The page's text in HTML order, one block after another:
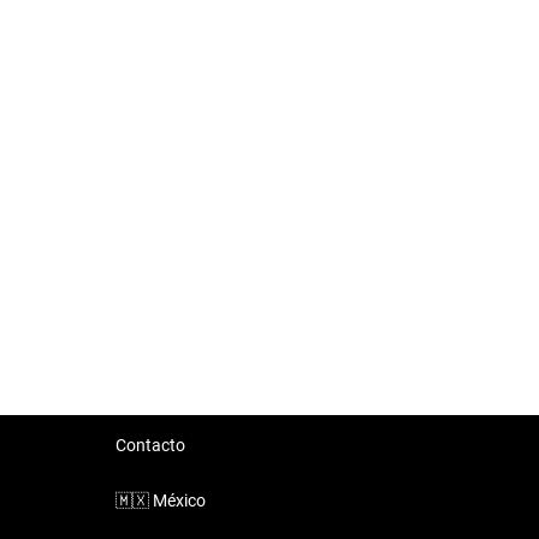
Contacto
🇲🇽 México